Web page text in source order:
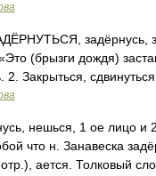
задёрнусь,
(брызги дождя)
2. Закрыться,
нешься, 1 ое лицо и
что н. Занавеска
ается. Толковый